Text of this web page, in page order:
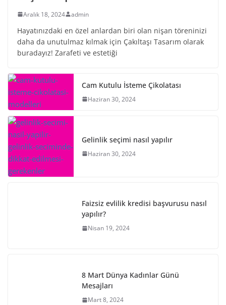
Aralık 18, 2024 admin
Hayatınızdaki en özel anlardan biri olan nişan töreninizi
daha da unutulmaz kılmak için Çakıltaşı Tasarım olarak
buradayız! Zarafeti ve estetiği
Cam Kutulu İsteme Çikolatası
Haziran 30, 2024
Gelinlik seçimi nasıl yapılır
Haziran 30, 2024
Faizsiz evlilik kredisi başvurusu nasıl
yapılır?
Nisan 19, 2024
8 Mart Dünya Kadınlar Günü
Mesajları
Mart 8, 2024